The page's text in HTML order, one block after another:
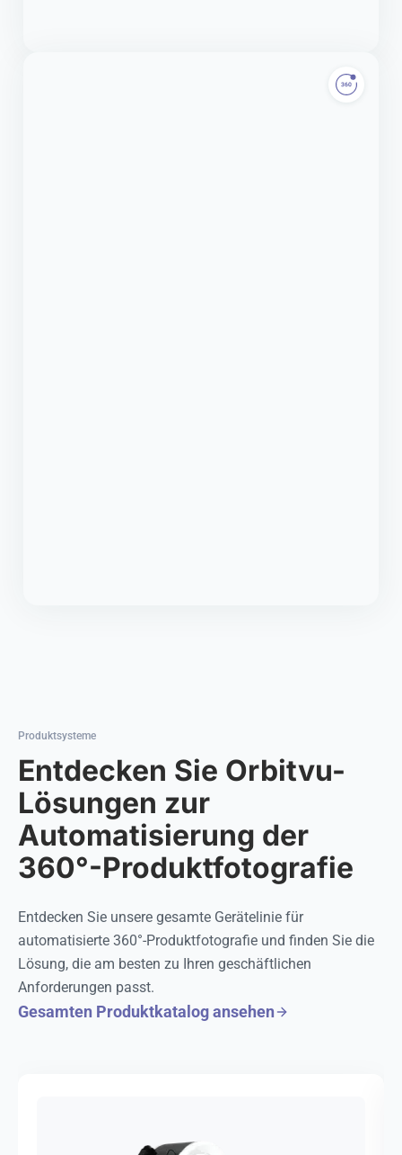
Produktsysteme
Entdecken Sie Orbitvu-
Lösungen zur
Automatisierung der
360°-Produktfotografie
Entdecken Sie unsere gesamte Gerätelinie für
automatisierte 360°-Produktfotografie und finden Sie die
Lösung, die am besten zu Ihren geschäftlichen
Anforderungen passt.
Gesamten Produktkatalog ansehen